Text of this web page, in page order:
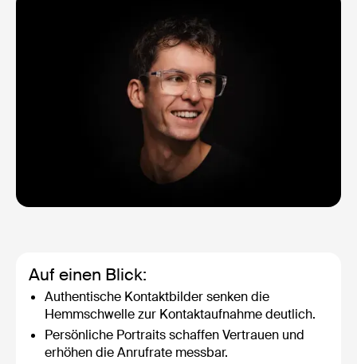
Auf einen Blick:
Authentische Kontaktbilder senken die
Hemmschwelle zur Kontaktaufnahme deutlich.
Persönliche Portraits schaffen Vertrauen und
erhöhen die Anrufrate messbar.